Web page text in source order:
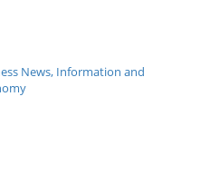
News, Information and